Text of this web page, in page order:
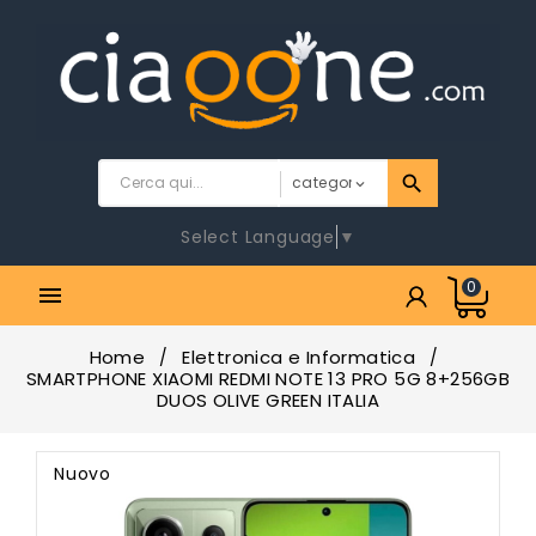
Select Language ▼
 0
Home
Elettronica e Informatica
SMARTPHONE XIAOMI REDMI NOTE 13 PRO 5G 8+256GB
DUOS OLIVE GREEN ITALIA
Nuovo